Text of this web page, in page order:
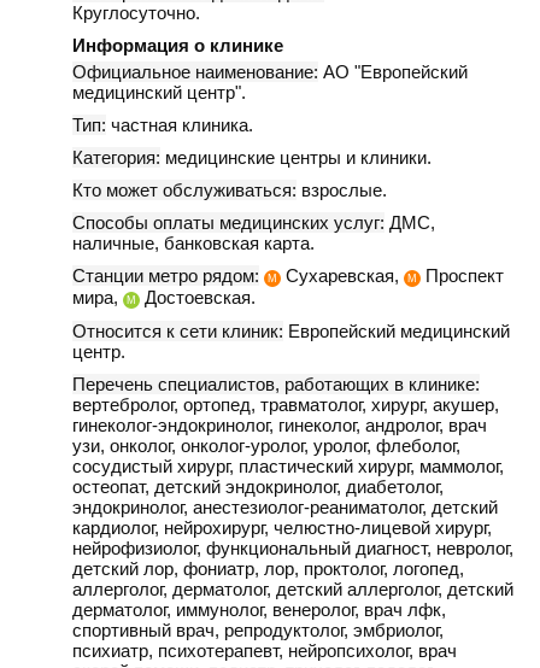
Круглосуточно.
Информация о клинике
Официальное наименование: АО "Европейский
медицинский центр".
Тип: частная клиника.
Категория: медицинские центры и клиники.
Кто может обслуживаться: взрослые.
Способы оплаты медицинских услуг: ДМС,
наличные, банковская карта.
Станции метро рядом:
М Сухаревская, М
Проспект
мира,
М
Достоевская.
Относится к сети клиник: Европейский медицинский
центр.
Перечень специалистов, работающих в клинике:
вертебролог, ортопед, травматолог, хирург, акушер,
гинеколог-эндокринолог, гинеколог, андролог, врач
узи, онколог, онколог-уролог, уролог, флеболог,
сосудистый хирург, пластический хирург, маммолог,
остеопат, детский эндокринолог, диабетолог,
эндокринолог, анестезиолог-реаниматолог, детский
кардиолог, нейрохирург, челюстно-лицевой хирург,
нейрофизиолог, функциональный диагност, невролог,
детский лор, фониатр, лор, проктолог, логопед,
аллерголог, дерматолог, детский аллерголог, детский
дерматолог, иммунолог, венеролог, врач лфк,
спортивный врач, репродуктолог, эмбриолог,
психиатр, психотерапевт, нейропсихолог, врач